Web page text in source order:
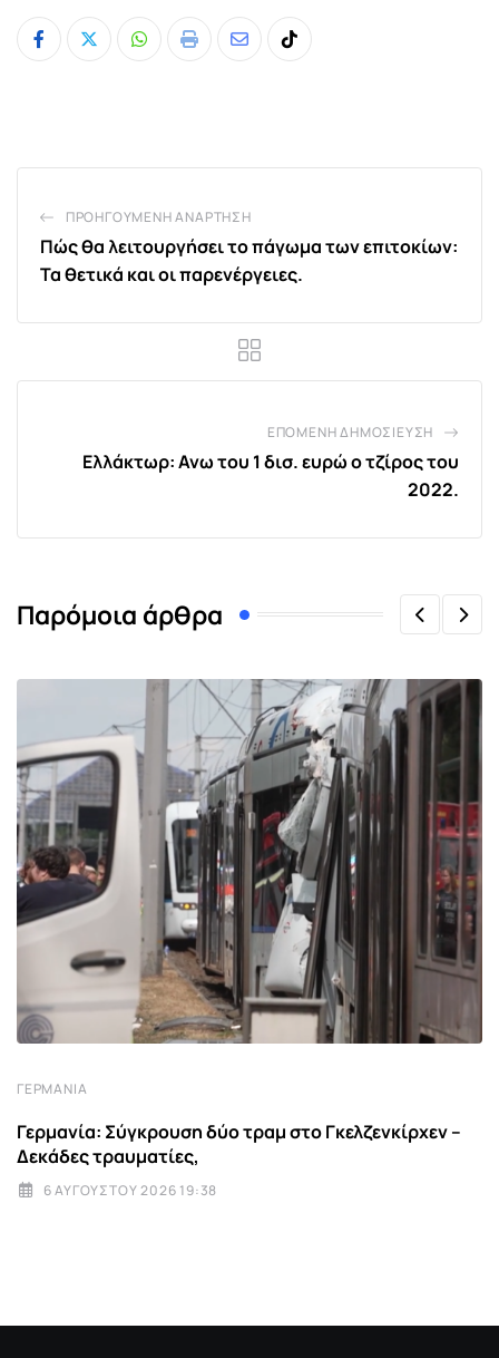
Whatsapp
Print
ShareTiktok
ΠΡΟΗΓΟΎΜΕΝΗ ΑΝΆΡΤΗΣΗ
Πώς θα λειτουργήσει το πάγωμα των επιτοκίων:
Τα θετικά και οι παρενέργειες.
ΕΠΌΜΕΝΗ ΔΗΜΟΣΊΕΥΣΗ
Ελλάκτωρ: Ανω του 1 δισ. ευρώ ο τζίρος του
2022.
Παρόμοια άρθρα
ΓΕΡΜΑΝΊΑ
Γερμανία: Σύγκρουση δύο τραμ στο Γκελζενκίρχεν –
Δεκάδες τραυματίες,
6 ΑΥΓΟΎΣΤΟΥ 2026 19:38